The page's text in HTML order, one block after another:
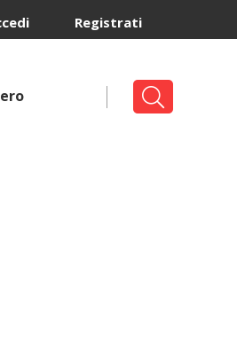
Registrati